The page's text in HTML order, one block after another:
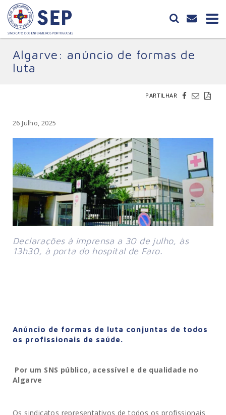
Algarve: anúncio de formas de
luta
PARTILHAR
26 Julho, 2025
Declarações à imprensa a 30 de julho, às
13h30, à porta do hospital de Faro.
Anúncio de formas de luta conjuntas de todos
os profissionais de saúde.
Por um SNS público, acessível e de qualidade no
Algarve
Os sindicatos representativos de todos os profissionais